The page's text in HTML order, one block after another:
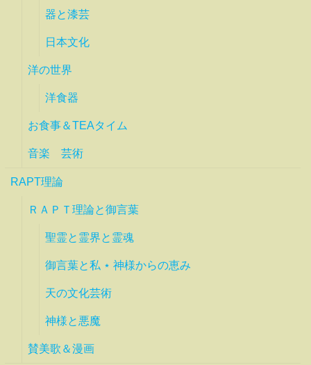
器と漆芸
日本文化
洋の世界
洋食器
お食事＆TEAタイム
音楽 芸術
RAPT理論
ＲＡＰＴ理論と御言葉
聖霊と霊界と霊魂
御言葉と私 ⋆ 神様からの恵み
天の文化芸術
神様と悪魔
賛美歌＆漫画